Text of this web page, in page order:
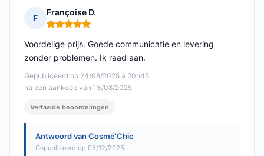
F
Françoise D.
Opmerking: 5 van 5
Gepubliceerd op 24/08/2025 à 20h45
na een aankoop van 13/08/2025
Voordelige prijs. Goede communicatie en levering
zonder problemen. Ik raad aan.
Vertaalde beoordelingen
Antwoord van Cosmé’Chic
Gepubliceerd op 05/12/2025